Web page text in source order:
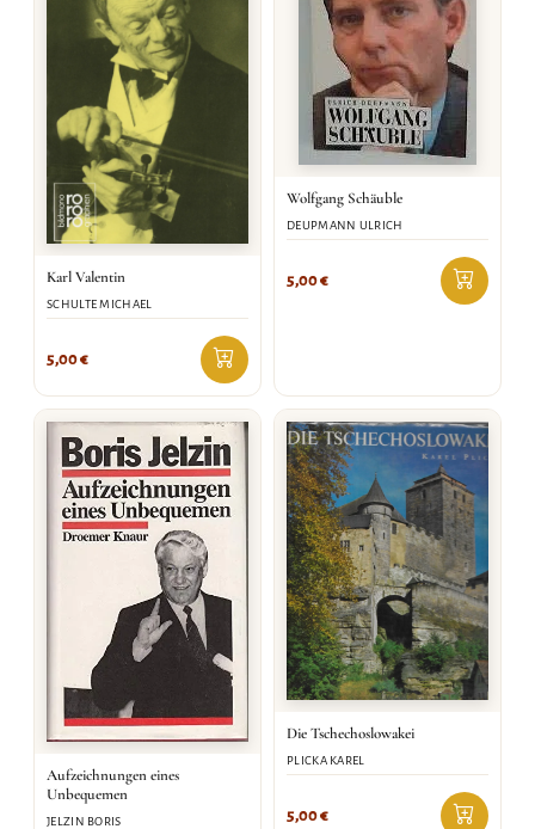
Karl Valentin
SCHULTE MICHAEL
5,00€
Wolfgang Schäuble
DEUPMANN ULRICH
5,00€
Aufzeichnungen eines
Unbequemen
JELZIN BORIS
Die Tschechoslowakei
PLICKA KAREL
5,00€